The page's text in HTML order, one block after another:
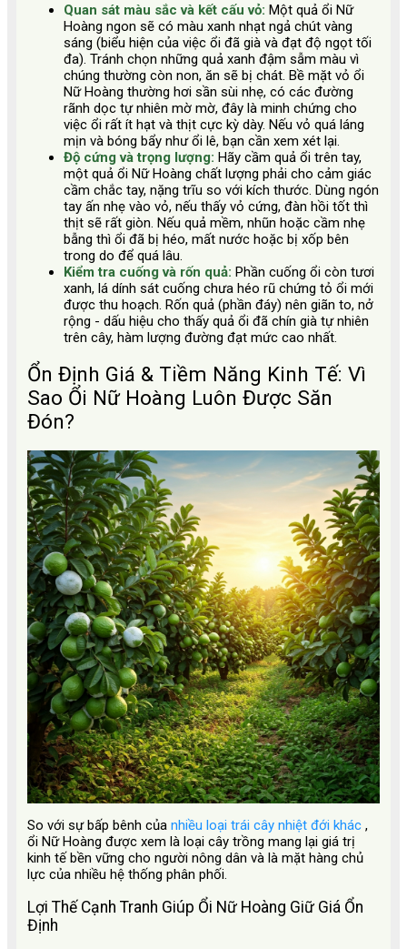
Quan sát màu sắc và kết cấu vỏ: Một quả ổi Nữ
Hoàng ngon sẽ có màu xanh nhạt ngả chút vàng
sáng (biểu hiện của việc ổi đã già và đạt độ ngọt tối
đa). Tránh chọn những quả xanh đậm sẫm màu vì
chúng thường còn non, ăn sẽ bị chát. Bề mặt vỏ ổi
Nữ Hoàng thường hơi sần sùi nhẹ, có các đường
rãnh dọc tự nhiên mờ mờ, đây là minh chứng cho
việc ổi rất ít hạt và thịt cực kỳ dày. Nếu vỏ quá láng
mịn và bóng bẩy như ổi lê, bạn cần xem xét lại.
Độ cứng và trọng lượng: Hãy cầm quả ổi trên tay,
một quả ổi Nữ Hoàng chất lượng phải cho cảm giác
cầm chắc tay, nặng trĩu so với kích thước. Dùng ngón
tay ấn nhẹ vào vỏ, nếu thấy vỏ cứng, đàn hồi tốt thì
thịt sẽ rất giòn. Nếu quả mềm, nhũn hoặc cầm nhẹ
bẫng thì ổi đã bị héo, mất nước hoặc bị xốp bên
trong do để quá lâu.
Kiểm tra cuống và rốn quả: Phần cuống ổi còn tươi
xanh, lá dính sát cuống chưa héo rũ chứng tỏ ổi mới
được thu hoạch. Rốn quả (phần đáy) nên giãn to, nở
rộng - dấu hiệu cho thấy quả ổi đã chín già tự nhiên
trên cây, hàm lượng đường đạt mức cao nhất.
Ổn Định Giá & Tiềm Năng Kinh Tế: Vì
Sao Ổi Nữ Hoàng Luôn Được Săn
Đón?
So với sự bấp bênh của nhiều loại trái cây nhiệt đới khác ,
ổi Nữ Hoàng được xem là loại cây trồng mang lại giá trị
kinh tế bền vững cho người nông dân và là mặt hàng chủ
lực của nhiều hệ thống phân phối.
Lợi Thế Cạnh Tranh Giúp Ổi Nữ Hoàng Giữ Giá Ổn
Định